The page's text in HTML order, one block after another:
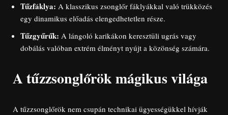
Tűzfáklya: A klasszikus zsonglőr fáklyákkal való trükközés
egy dinamikus előadás elengedhetetlen része.
Tűzgyűrűk: A lángoló karikákon keresztüli ugrás vagy
dobálás valóban extrém élményt nyújt a közönség számára.
A tűzzsonglőrök mágikus világa
A tűzzsonglőrök nem csupán technikai ügyességükkel hívják